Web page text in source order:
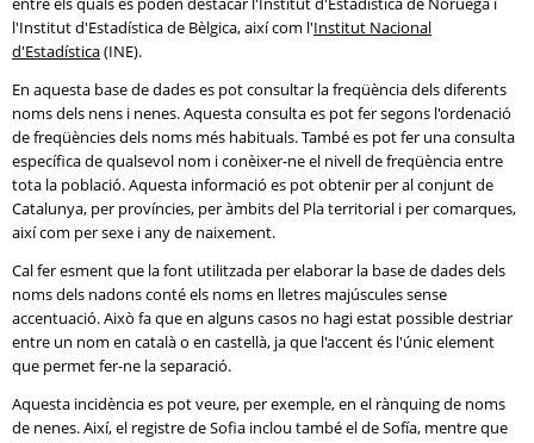
l'Institut d'Estadística de Bèlgica, així com l'Institut Nacional
d'Estadística(INE).
En aquesta base de dades es pot consultar la freqüència dels diferents
noms dels nens i nenes. Aquesta consulta es pot fer segons l'ordenació
de freqüències dels noms més habituals. També es pot fer una consulta
específica de qualsevol nom i conèixer-ne el nivell de freqüència entre
tota la població. Aquesta informació es pot obtenir per al conjunt de
Catalunya, per províncies, per àmbits del Pla territorial i per comarques,
així com per sexe i any de naixement.
Cal fer esment que la font utilitzada per elaborar la base de dades dels
noms dels nadons conté els noms en lletres majúscules sense
accentuació. Això fa que en alguns casos no hagi estat possible destriar
entre un nom en català o en castellà, ja que l'accent és l'únic element
que permet fer-ne la separació.
Aquesta incidència es pot veure, per exemple, en el rànquing de noms
de nenes. Així, el registre de Sofia inclou també el de Sofía, mentre que